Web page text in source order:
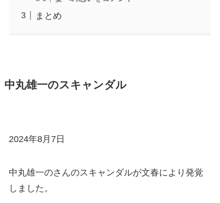
まとめ
中丸雄一のスキャンダル
2024年8月7日
中丸雄一のさんのスキャンダルが文春により発覚
しました。